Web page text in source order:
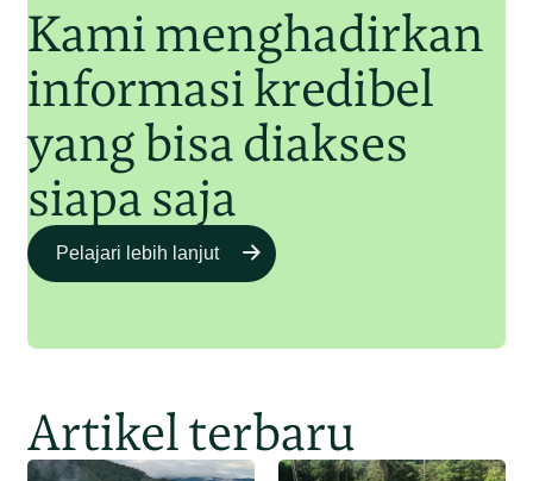
Kami menghadirkan
informasi kredibel
yang bisa diakses
siapa saja
Pelajari lebih lanjut
Artikel terbaru